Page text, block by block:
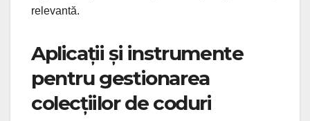
relevantă.
Aplicații și instrumente
pentru gestionarea
colecțiilor de coduri